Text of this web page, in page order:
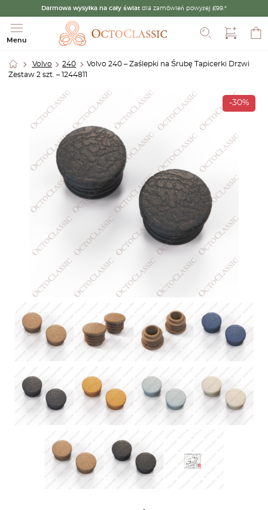
Darmowa wysyłka na cały świat dla zamówień powyżej £99.*
Menu
Szukaj
Volvo 240
Volvo 240 – Zaślepki na Śrubę Tapicerki Drzwi
Zestaw 2 szt. – 1244811
-30%